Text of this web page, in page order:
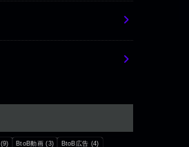
(9) BtoB動画(3) BtoB広告 (4)